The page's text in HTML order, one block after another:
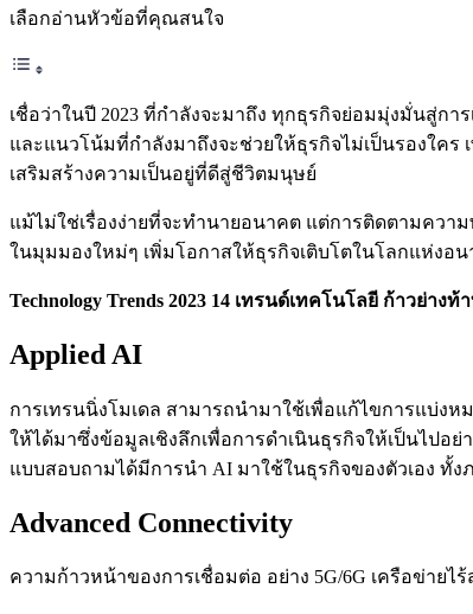
เลือกอ่านหัวข้อที่คุณสนใจ
เชื่อว่าในปี 2023 ที่กำลังจะมาถึง ทุกธุรกิจย่อมมุ่งมั่นสู่ก
และแนวโน้มที่กำลังมาถึงจะช่วยให้ธุรกิจไม่เป็นรองใค
เสริมสร้างความเป็นอยู่ที่ดีสู่ชีวิตมนุษย์
แม้ไม่ใช่เรื่องง่ายที่จะทำนายอนาคต แต่การติดตามควา
ในมุมมองใหม่ๆ เพิ่มโอกาสให้ธุรกิจเติบโตในโลกแห่งอ
Technology Trends 2023 14 เทรนด์เทคโนโลยี ก้าวย่า
Applied AI
การเทรนนิ่งโมเดล สามารถนำมาใช้เพื่อแก้ไขการแบ่ง
ให้ได้มาซึ่งข้อมูลเชิงลึกเพื่อการดำเนินธุรกิจให้เป็นไปอ
แบบสอบถามได้มีการนำ AI มาใช้ในธุรกิจของตัวเอง ทั้
Advanced Connectivity
ความก้าวหน้าของการเชื่อมต่อ อย่าง 5G/6G เครือข่าย